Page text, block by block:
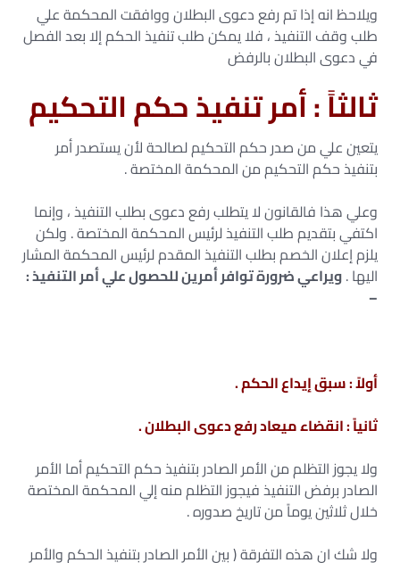
ويلاحظ انه إذا تم رفع دعوى البطلان ووافقت المحكمة علي
طلب وقف التنفيذ ، فلا يمكن طلب تنفيذ الحكم إلا بعد الفصل
في دعوى البطلان بالرفض
ثالثاً : أمر تنفيذ حكم التحكيم
يتعين علي من صدر حكم التحكيم لصالحة لأن يستصدر أمر
بتنفيذ حكم التحكيم من المحكمة المختصة .
وعلي هذا فالقانون لا يتطلب رفع دعوى بطلب التنفيذ ، وإنما
اكتفي بتقديم طلب التنفيذ لرئيس المحكمة المختصة . ولكن
يلزم إعلان الخصم بطلب التنفيذ المقدم لرئيس المحكمة المشار
اليها .ويراعي ضرورة توافر أمرين للحصول علي أمر التنفيذ :
–
أولاً : سبق إيداع الحكم .
ثانياً : انقضاء ميعاد رفع دعوى البطلان .
ولا يجوز التظلم من الأمر الصادر بتنفيذ حكم التحكيم أما الأمر
الصادر برفض التنفيذ فيجوز التظلم منه إلي المحكمة المختصة
خلال ثلاثين يوماً من تاريخ صدوره .
ولا شك ان هذه التفرقة ( بين الأمر الصادر بتنفيذ الحكم والأمر